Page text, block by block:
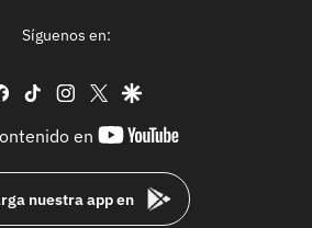
Síguenos en:
facebook
tiktok instagram
twittergoogle
en
youtube-
nuestra app en